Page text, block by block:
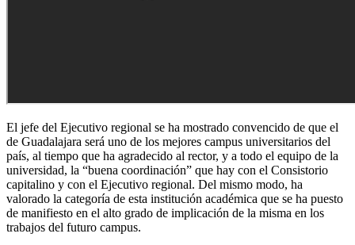
El jefe del Ejecutivo regional se ha mostrado convencido de que el
de Guadalajara será uno de los mejores campus universitarios del
país, al tiempo que ha agradecido al rector, y a todo el equipo de la
universidad, la “buena coordinación” que hay con el Consistorio
capitalino y con el Ejecutivo regional. Del mismo modo, ha
valorado la categoría de esta institución académica que se ha puesto
de manifiesto en el alto grado de implicación de la misma en los
trabajos del futuro campus.